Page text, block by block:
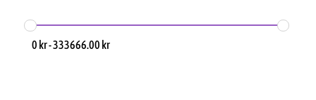
0 kr-333666.00 kr